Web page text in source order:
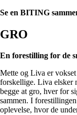
Se en BITING
GRO
En forestilling for de
Mette og Liva er
forskellige. Liva elsker
begge at gro, hver for
sammen. I
oplevelse, hvor de